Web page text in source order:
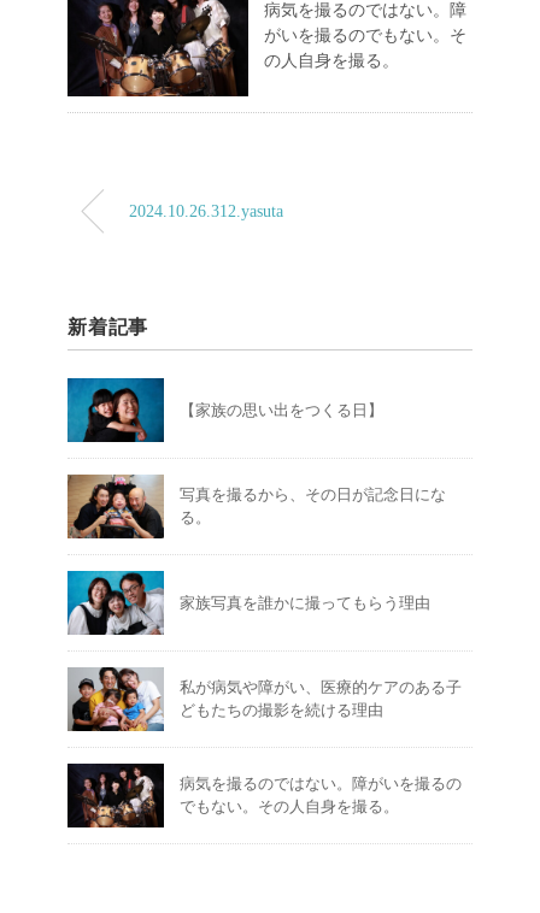
病気を撮るのではない。障
がいを撮るのでもない。そ
の人自身を撮る。
2024.10.26.312.yasuta
新着記事
【家族の思い出をつくる日】
写真を撮るから、その日が記念日にな
る。
家族写真を誰かに撮ってもらう理由
私が病気や障がい、医療的ケアのある子
どもたちの撮影を続ける理由
病気を撮るのではない。障がいを撮るの
でもない。その人自身を撮る。